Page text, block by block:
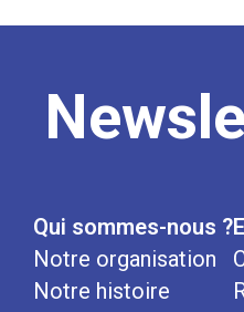
Qui sommes-nous ?
Notre organisation
Notre histoire